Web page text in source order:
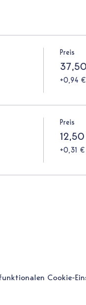
Preis
+0,94
Preis
+0,31 €
Cookie-